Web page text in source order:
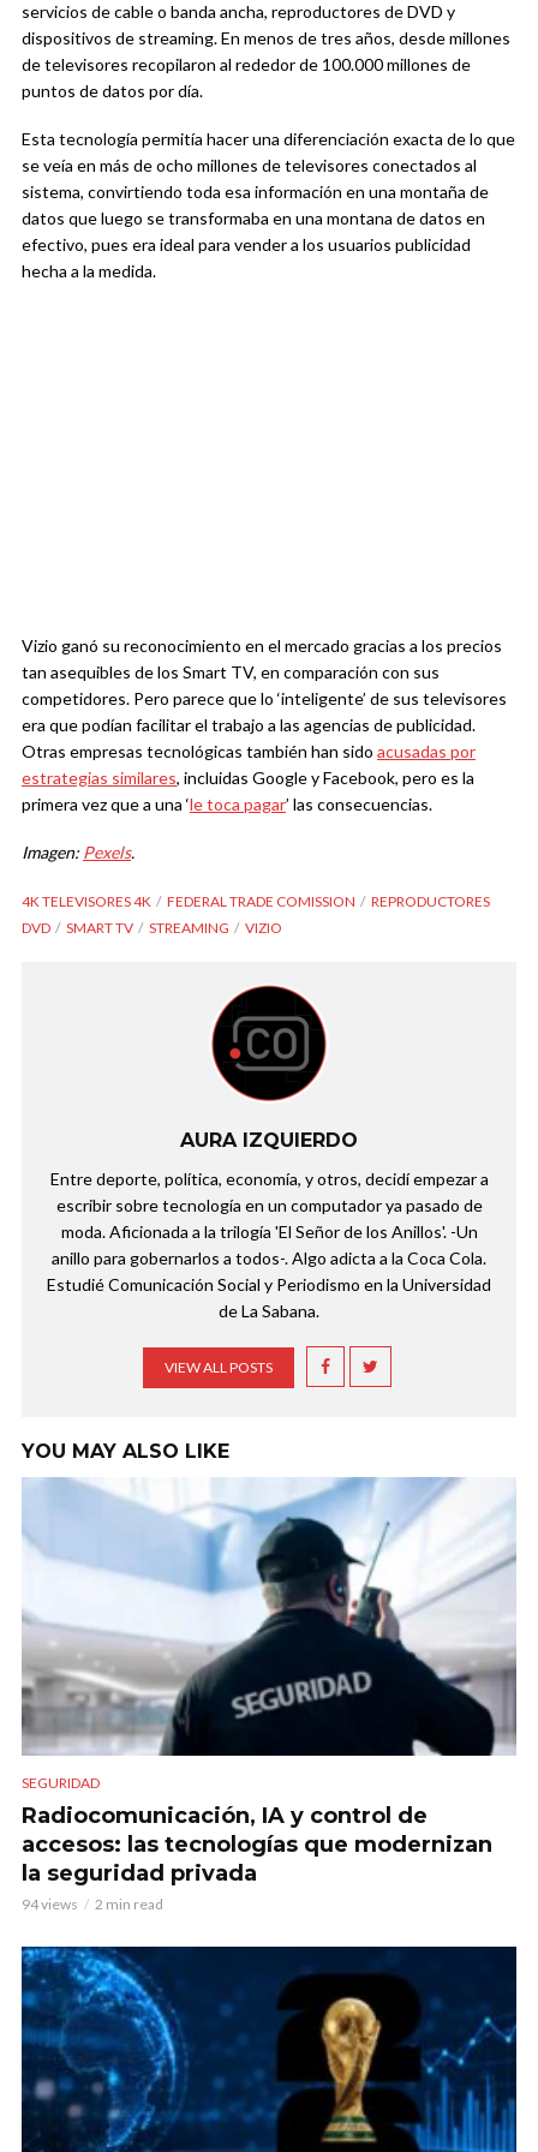
servicios de cable o banda ancha, reproductores de DVD y
dispositivos de streaming. En menos de tres años, desde millones
de televisores recopilaron al rededor de 100.000 millones de
puntos de datos por día.
Esta tecnología permitía hacer una diferenciación exacta de lo que
se veía en más de ocho millones de televisores conectados al
sistema, convirtiendo toda esa información en una montaña de
datos que luego se transformaba en una montana de datos en
efectivo, pues era ideal para vender a los usuarios publicidad
hecha a la medida.
Vizio ganó su reconocimiento en el mercado gracias a los precios
tan asequibles de los Smart TV, en comparación con sus
competidores. Pero parece que lo ‘inteligente’ de sus televisores
era que podían facilitar el trabajo a las agencias de publicidad.
Otras empresas tecnológicas también han sido acusadas por
estrategias similares, incluidas Google y Facebook, pero es la
primera vez que a una ‘le toca pagar’ las consecuencias.
Imagen: Pexels.
4K TELEVISORES 4K FEDERAL TRADE COMISSION
REPRODUCTORES
DVD
SMART TV STREAMING VIZIO
AURA IZQUIERDO
Entre deporte, política, economía, y otros, decidí empezar a
escribir sobre tecnología en un computador ya pasado de
moda. Aficionada a la trilogía 'El Señor de los Anillos'. -Un
anillo para gobernarlos a todos-. Algo adicta a la Coca Cola.
Estudié Comunicación Social y Periodismo en la Universidad
de La Sabana.
VIEW ALL POSTS
YOU MAY ALSO LIKE
SEGURIDAD
Radiocomunicación, IA y control de
accesos: las tecnologías que modernizan
la seguridad privada
94 views 2 min read